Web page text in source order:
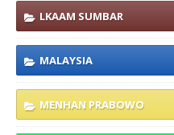
LKAAM SUMBAR
MALAYSIA
MENHAN PRABOWO